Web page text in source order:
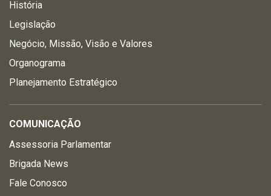
História
Legislação
Negócio, Missão, Visão e Valores
Organograma
Planejamento Estratégico
COMUNICAÇÃO
Assessoria Parlamentar
Brigada News
Fale Conosco